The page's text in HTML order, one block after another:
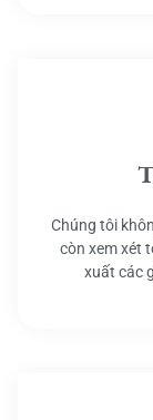
Chúng tôi
còn xem xét
xuất các